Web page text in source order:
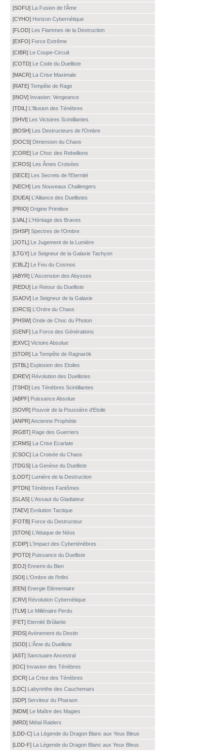
[SOFU] La Fusion de l'Âme
[CYHO] Horizon Cybernétique
[FLOD] Les Flammes de la Destruction
[EXFO] Force Extrême
[CIBR] Le Coupe-Circuit
[COTD] Le Code du Duelliste
[MACR] La Crise Maximale
[RATE] Tempête de Rage
[INOV] Invasion: Vengeance
[TDIL] L'Illusion des Ténèbres
[SHVI] Les Victoires Scintillantes
[BOSH] Les Destructeurs de l'Ombre
[DOCS] Dimension du Chaos
[CORE] Le Choc des Rebellions
[CROS] Les Âmes Croisées
[SECE] Les Secrets de l'Eternité
[NECH] Les Nouveaux Challengers
[DUEA] L'Alliance des Duellistes
[PRIO] Origine Primitive
[LVAL] L'Héritage des Braves
[SHSP] Spectres de l'Ombre
[JOTL] Le Jugement de la Lumière
[LTGY] Le Seigneur de la Galaxie Tachyon
[CBLZ] Le Feu du Cosmos
[ABYR] L'Ascension des Abysses
[REDU] Le Retour du Duelliste
[GAOV] Le Seigneur de la Galaxie
[ORCS] L'Ordre du Chaos
[PHSW] Onde de Choc du Photon
[GENF] La Force des Générations
[EXVC] Victoire Absolue
[STOR] La Tempête de Ragnarök
[STBL] Explosion des Etoiles
[DREV] Révolution des Duellistes
[TSHD] Les Ténèbres Scintillantes
[ABPF] Puissance Absolue
[SOVR] Pouvoir de la Poussière d'Etoile
[ANPR]Ancienne Prophétie
[RGBT] Rage des Guerriers
[CRMS] La Crise Ecarlate
[CSOC] La Croisée du Chaos
[TDGS] La Genèse du Duelliste
[LODT] Lumière de la Destruction
[PTDN] Ténèbres Fantômes
[GLAS] L'Assaut du Gladiateur
[TAEV] Evolution Tactique
[FOTB] Force du Destructeur
[STON] L'Attaque de Néos
[CDIP] L'Impact des Cyberténèbres
[POTD] Puissance du Duelliste
[EOJ] Ennemi du Bien
[SOI] L'Ombre de l'Infini
[EEN] Energie Elémentaire
[CRV] Révolution Cybernétique
[TLM] Le Millénaire Perdu
[FET] Eternité Brûlante
[RDS]Avènement du Destin
[SOD] L'Âme du Duelliste
[AST] Sanctuaire Ancestral
[IOC] Invasion des Ténèbres
[DCR] La Crise des Ténèbres
[LDC] Labyrinthe des Cauchemars
[SDP] Serviteur du Pharaon
[MDM] Le Maître des Magies
[MRD] Métal Raiders
[LDD-C] La Légende du Dragon Blanc aux Yeux Bleus
[LDD-F] La Légende du Dragon Blanc aux Yeux Bleus